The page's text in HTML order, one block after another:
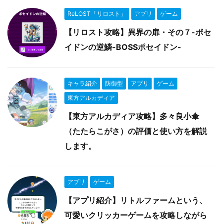
ReLOST「リロスト」 アプリ ゲーム
【リロスト攻略】異界の扉・その７-ポセ
イドンの逆鱗-BOSSポセイドン-
キャラ紹介 防御型 アプリ
ゲーム
東方アルカディア
【東方アルカディア攻略】多々良小傘
（たたらこがさ）の評価と使い方を解説
します。
アプリ ゲーム
【アプリ紹介】リトルファームという、
可愛いクリッカーゲームを攻略しながら